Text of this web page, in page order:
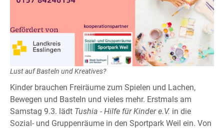
Lust auf Basteln und Kreatives?
Kinder brauchen Freiräume zum Spielen und Lachen,
Bewegen und Basteln und vieles mehr. Erstmals am
Samstag 9.3. lädt Tushia - Hilfe für Kinder e.V. in die
Sozial- und Gruppenräume in den Sportpark Weil ein. Von